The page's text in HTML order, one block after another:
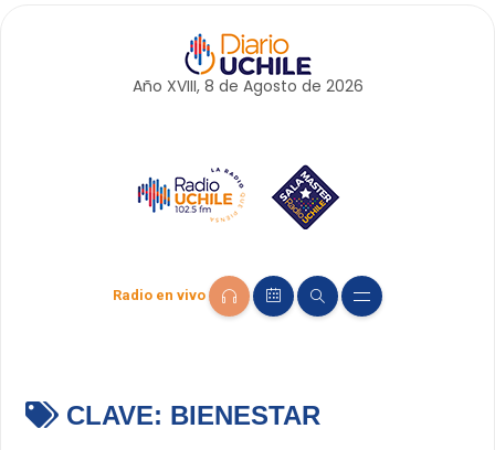
Año XVIII, 8 de Agosto de 2026
Radio en vivo
CLAVE: BIENESTAR